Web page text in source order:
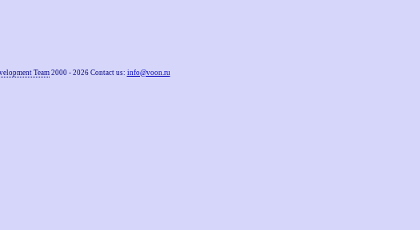
Team2000 - 2026 Contact us: info@voon.ru